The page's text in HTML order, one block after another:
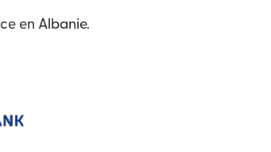
en Albanie.